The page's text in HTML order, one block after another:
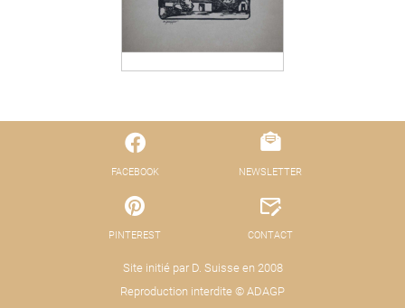
FACEBOOK
PINTEREST
Site initié par D. Suisse en 2008
Reproduction interdite © ADAGP
NEWSLETTER
CONTACT